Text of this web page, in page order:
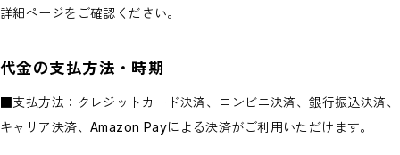
詳細ページをご確認ください。
代金の支払方法・時期
■支払方法：クレジットカード決済、コンビニ決済、銀行振込決済、
キャリア決済、Amazon Payによる決済がご利用いただけます。